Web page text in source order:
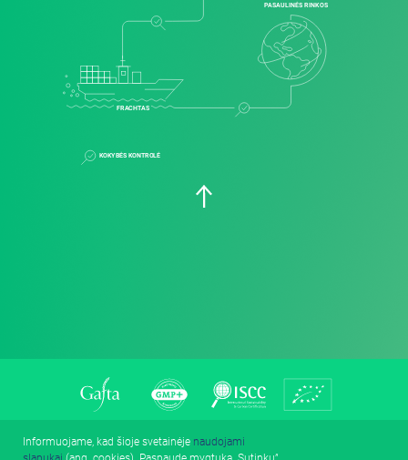
FRACHTAS
PASAULINĖS RINKOS
KOKYBĖS KONTROLĖ
Informuojame, kad šioje svetainėje naudojami